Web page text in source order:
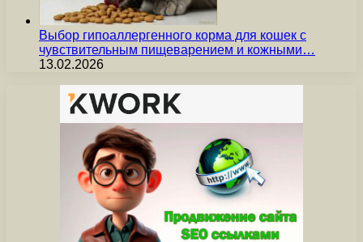
Выбор гипоаллергенного корма для кошек с
чувствительным пищеварением и кожными…
13.02.2026